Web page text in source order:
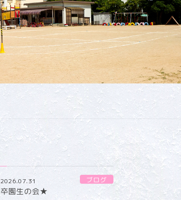
2026.07.31 ブログ
卒園生の会★